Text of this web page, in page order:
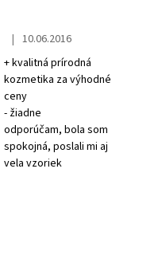
The store rating is 5 out of 5 stars.
| 10.06.2016
+ kvalitná prírodná
kozmetika za výhodné
ceny
- žiadne
odporúčam, bola som
spokojná, poslali mi aj
vela vzoriek